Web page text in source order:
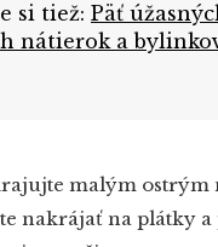
si tiež: Päť
nátierok a
malým ostrým
nakrájať na plátky a